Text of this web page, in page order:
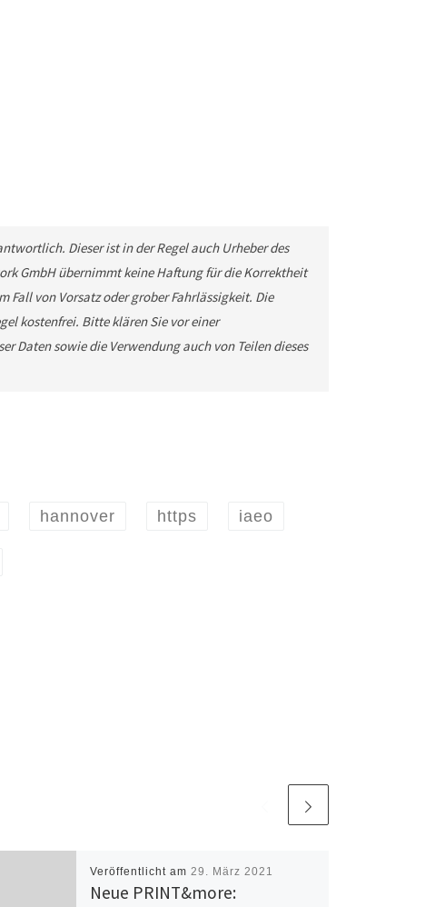
Dieser ist in der Regel auch Urheber des
GmbH übernimmt keine Haftung für die Korrektheit
von Vorsatz oder grober Fahrlässigkeit. Die
kostenfrei. Bitte klären Sie vor einer
Daten sowie die Verwendung auch von Teilen dieses
hannover https iaeo
Veröffentlicht am 29. März 2021
Neue PRINT&more: